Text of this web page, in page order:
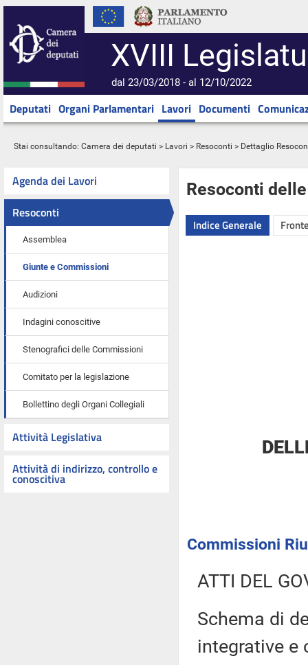
XVIII
dal 23/03/2018 - al 12/10/2022
Deputati Organi Parlamentari Lavori Documenti
Stai consultando: Camera dei deputati > Lavori > Resoconti > Dettaglio
Agenda dei Lavori
Resoconti
Assemblea
Giunte e Commissioni
Audizioni
Indagini conoscitive
Stenografici delle Commissioni
Comitato per la legislazione
Bollettino degli Organi Collegiali
Attività Legislativa
Attività di indirizzo, controllo e
conoscitiva
Resoconti
Indice Generale
Commissioni
ATTI DEL
Schema di
integrative e